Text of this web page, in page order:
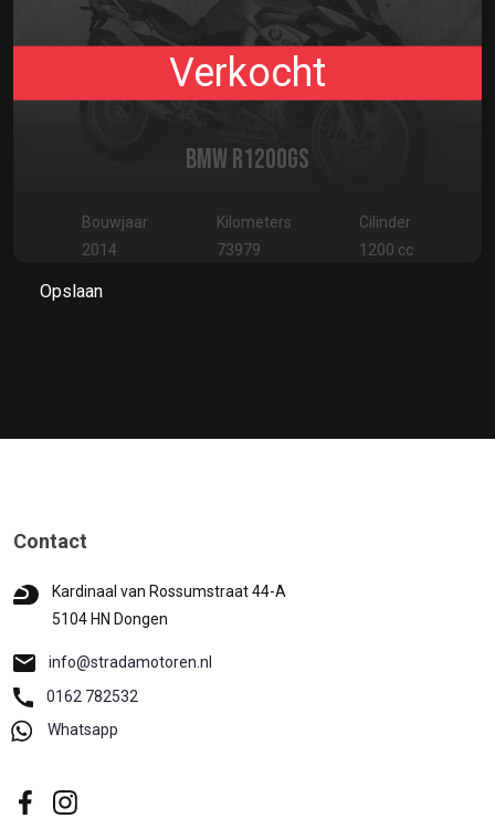
Verkocht
BMW R1200GS
Bouwjaar
2014
Kilometers
73979
Cilinder
1200 cc
Opslaan
Contact
Kardinaal van Rossumstraat 44-A
5104 HN Dongen
info@stradamotoren.nl
0162 782532
Whatsapp